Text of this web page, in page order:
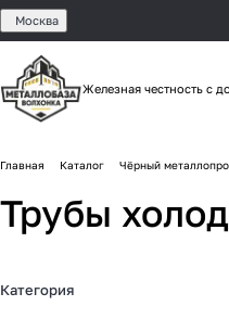
Москва
Железная честность с
Главная Каталог Чёрный
Трубы
Категория